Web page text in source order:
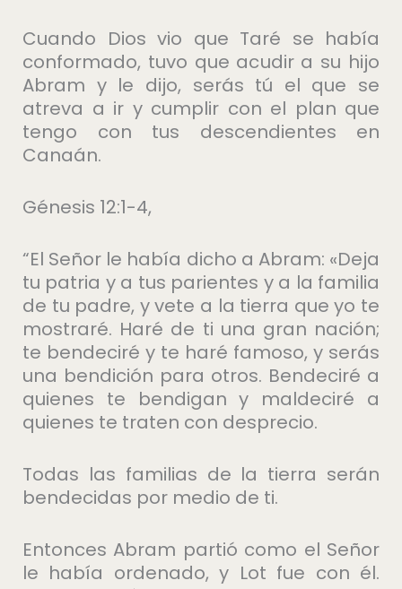
Cuando Dios vio que Taré se había
conformado, tuvo que acudir a su hijo
Abram y le dijo, serás tú el que se
atreva a ir y cumplir con el plan que
tengo con tus descendientes en
Canaán.
Génesis 12:1-4,
“El Señor le había dicho a Abram: «Deja
tu patria y a tus parientes y a la familia
de tu padre, y vete a la tierra que yo te
mostraré. Haré de ti una gran nación;
te bendeciré y te haré famoso, y serás
una bendición para otros. Bendeciré a
quienes te bendigan y maldeciré a
quienes te traten con desprecio.
Todas las familias de la tierra serán
bendecidas por medio de ti.
Entonces Abram partió como el Señor
le había ordenado, y Lot fue con él.